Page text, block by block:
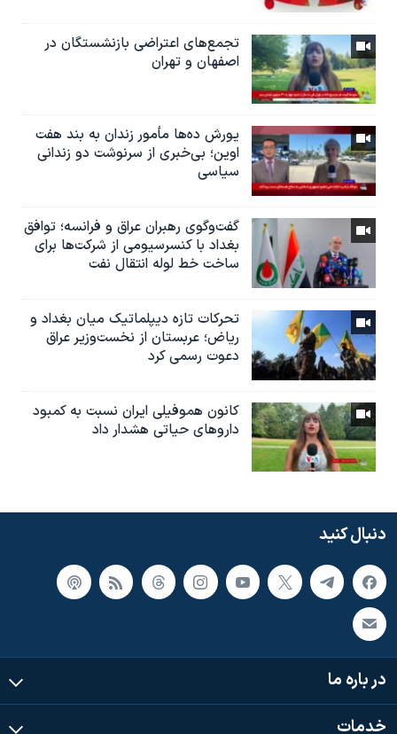
تجمع‌های اعتراضی بازنشستگان در
اصفهان و تهران
یورش ده‌ها مأمور زندان به بند هفت
اوین؛ بی‌خبری از سرنوشت دو زندانی
سیاسی
گفت‌وگوی رهبران عراق و فرانسه؛ توافق
بغداد با کنسرسیومی از شرکت‌ها برای
ساخت خط لوله انتقال نفت
تحرکات تازه دیپلماتیک میان بغداد و
ریاض؛ عربستان از نخست‌وزیر عراق
دعوت رسمی کرد
کانون هموفیلی ایران نسبت به کمبود
داروهای حیاتی هشدار داد
دنبال کنید
در باره ما
خدمات